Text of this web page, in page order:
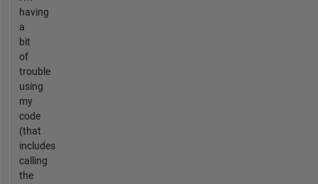
having
a
bit
of
trouble
using
my
code
(that
includes
calling
the